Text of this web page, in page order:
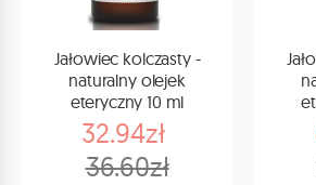
Jałowiec kolczasty -
naturalny olejek
eteryczny 10 ml
32.94zł
36.60zł